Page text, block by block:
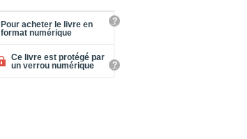
Pour acheter le livre en
format numérique
?
Ce livre est protégé par
un verrou numérique
?